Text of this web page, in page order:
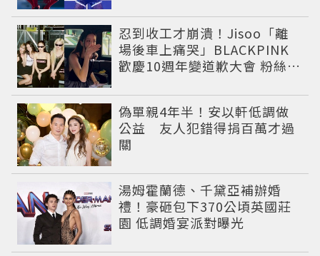
忍到收工才崩潰！Jisoo「離
場後車上痛哭」BLACKPINK
歡慶10週年變道歉大會 粉絲看
偽單親4年半！安以軒低調做
公益 友人犯錯得捐百萬才過
關
湯姆霍蘭德、千黛亞補辦婚
禮！豪砸包下370公頃英國莊
園 低調婚宴派對曝光